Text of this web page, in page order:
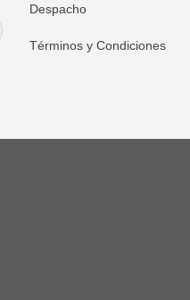
Despacho
Términos y Condiciones